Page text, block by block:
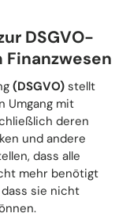
DSGVO-
(DSGVO) stellt
Umgang mit
deren
und andere
dass alle
mehr benötigt
sie nicht